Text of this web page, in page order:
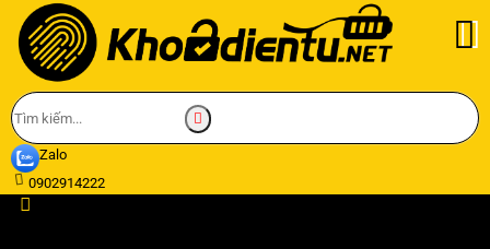
Zalo
0902914222